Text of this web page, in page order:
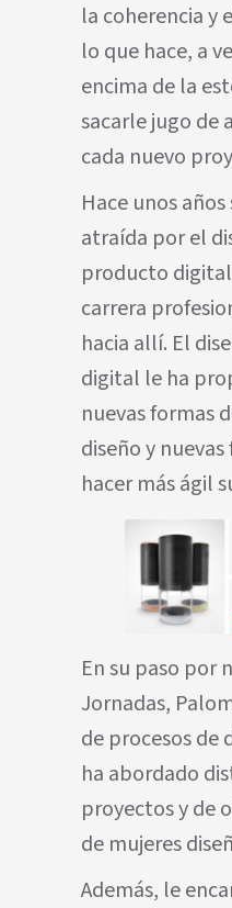
la coherencia y
lo que hace, a
encima de la
sacarle jugo de
cada nuevo
Hace unos
atraída por el
producto
carrera
hacia allí. El
digital le ha
nuevas formas
diseño y
hacer más ágil
En su paso por
Jornadas,
de procesos de
ha abordado
proyectos y de
de mujeres
Además, le